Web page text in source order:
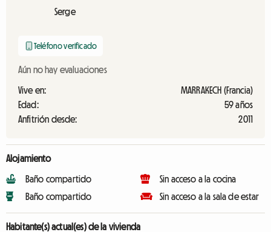
Serge
Teléfono verificado
Aún no hay evaluaciones
Vive en:
MARRAKECH (Francia)
Edad:
59 años
Anfitrión desde:
2011
Alojamiento
Baño compartido
Baño compartido
Sin acceso a la cocina
Sin acceso a la sala de estar
Habitante(s) actual(es) de la vivienda